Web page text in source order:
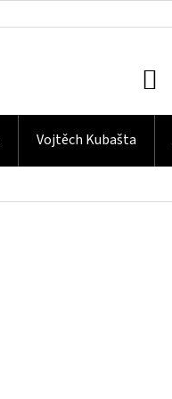
Vojtěch Kubašta